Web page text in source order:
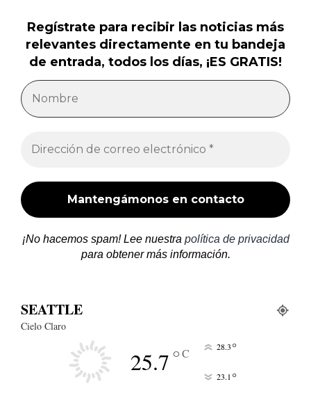
Regístrate para recibir las noticias más
relevantes directamente en tu bandeja
de entrada, todos los días, ¡ES GRATIS!
¡No hacemos spam! Lee nuestra política de privacidad
para obtener más información.
SEATTLE
Cielo Claro
25.7°C 28.3°
23.1 °